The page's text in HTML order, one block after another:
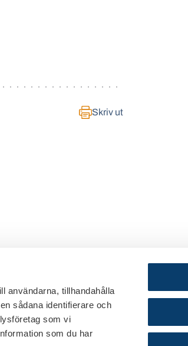
användarna, tillhandahålla
sådana identifierare och
som vi
som du har
Skriv ut
©